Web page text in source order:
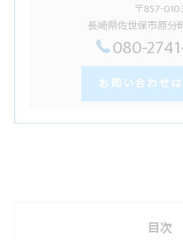
〒857-
長崎県佐世保市原分
080-
お問い合わせ
目次